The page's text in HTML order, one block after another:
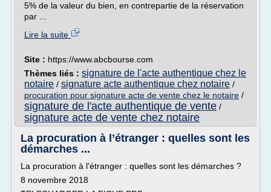
5% de la valeur du bien, en contrepartie de la réservation
par ...
Lire la suite
Site : https://www.abcbourse.com
Thèmes liés : signature de l'acte authentique chez le
notaire / signature acte authentique chez notaire /
procuration pour signature acte de vente chez le notaire /
signature de l'acte authentique de vente /
signature acte de vente chez notaire
La procuration à l’étranger : quelles sont les
démarches ...
La procuration à l'étranger : quelles sont les démarches ?
8 novembre 2018